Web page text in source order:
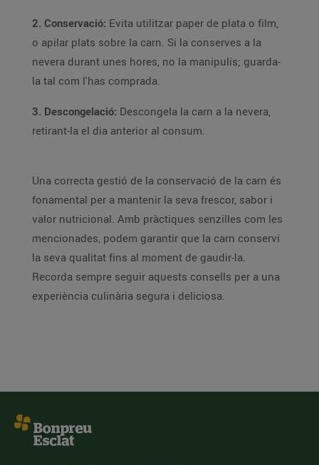
2. Conservació: Evita utilitzar paper de plata o film,
o apilar plats sobre la carn. Si la conserves a la
nevera durant unes hores, no la manipulis; guarda-
la tal com l'has comprada.
3. Descongelació: Descongela la carn a la nevera,
retirant-la el dia anterior al consum.
Una correcta gestió de la conservació de la carn és
fonamental per a mantenir la seva frescor, sabor i
valor nutricional. Amb pràctiques senzilles com les
mencionades, podem garantir que la carn conservi
la seva qualitat fins al moment de gaudir-la.
Recorda sempre seguir aquests consells per a una
experiència culinària segura i deliciosa.